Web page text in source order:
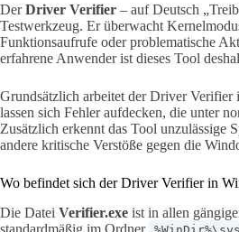
DerDriver Verifier – auf Deutsch
Testwerkzeug. Er überwacht
Funktionsaufrufe oder problematische
erfahrene Anwender ist dieses Tool
Grundsätzlich arbeitet der Driver Verifier
lassen sich Fehler aufdecken, die unter
Zusätzlich erkennt das Tool
andere kritische Verstöße gegen die
Wo befindet sich der Driver Verifier in
Die Datei Verifier.exe ist in allen
standardmäßig im Ordner